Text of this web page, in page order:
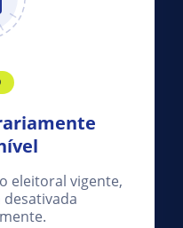
eleitoral vigente,
desativada